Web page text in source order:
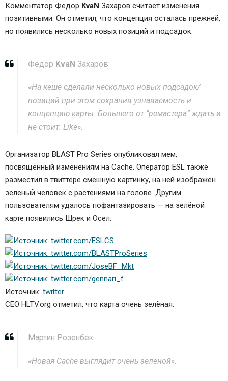
Комментатор Фёдор KvaN Захаров считает изменения
позитивными. Он отметил, что концепция осталась прежней,
но появились несколько новых позиций и подсадок.
Фёдор KvaN Захаров:
«На кеше сделали несколько новых подсадок/
позиций при этом сохранив узнаваемость и
концепцию карты. Большего от “ремастера” ждать и
не стоит. Like».
Организатор BLAST Pro Series опубликовал мем,
посвященный изменениям на Cache. Оператор ESL также
разместил в твиттере смешную картинку, на ней изображен
зеленый человек с растениями на голове. Другим
пользователям удалось пофантазировать — на зелёной
карте появились Шрек и Осел.
Источник: twitter
СЕО HLTV.org отметил, что карта очень зелёная.
Мартин Розенбек:
«Новая Сache выглядит очень зеленой».